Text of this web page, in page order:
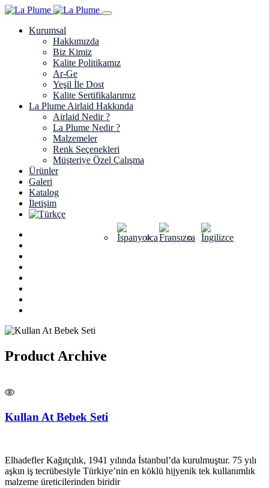
Kurumsal
Hakkımızda
Biz Kimiz
Kalite Politikamız
Ar-Ge
Yeşil İle Dost
Kalite Sertifikalarımız
La Plume Airlaid Hakkında
Airlaid Nedir ?
La Plume Nedir ?
Malzemeler
Renk Seçenekleri
Müşteriye Özel Çalışma
Ürünler
Galeri
Katalog
İletişim
Product Archive
Kullan At Bebek Seti
Elhadefler Kağıtçılık, 1941 yılında İstanbul’da kurulmuştur. 75 yılı
aşkın iş tecrübesiyle Türkiye’nin en köklü hijyenik tek kullanımlık
malzeme üreticilerinden biridir